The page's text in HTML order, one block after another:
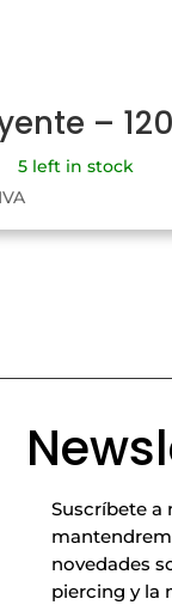
–
5 left in stock
Suscríbete a
novedades
piercing y la